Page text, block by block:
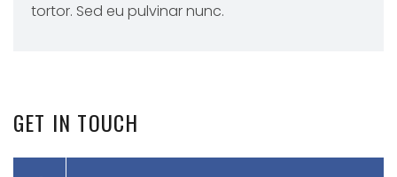
tortor. Sed eu pulvinar nunc.
GET IN TOUCH